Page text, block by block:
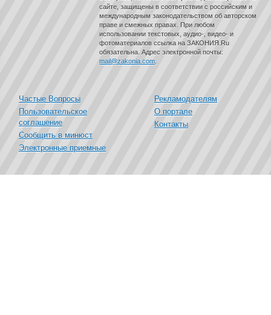
сайте, защищены в соответствии с российским и
международным законодательством об авторском
праве и смежных правах. При любом
использовании текстовых, аудио-, видео- и
фотоматериалов ссылка на ЗАКОНИЯ.Ru
обязательна. Адрес электронной почты:
mail@zakonia.com
Частые Вопросы
Пользовательское
соглашение
Сообщить в минюст
Электронные приемные
Рекламодателям
О портале
Контакты